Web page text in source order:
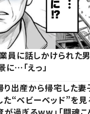
に話しかけられた男
…「えっ」
り出産から帰宅した
た“ベビーベッド”を